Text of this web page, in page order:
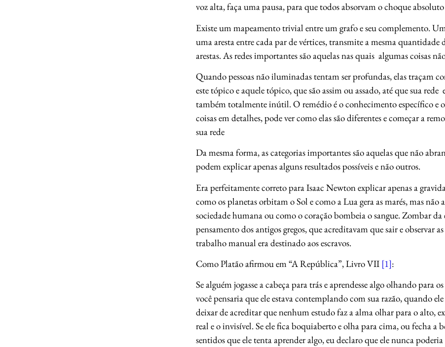
voz alta, faça uma pausa, para que todos absorvam o choque
Existe um mapeamento trivial entre um grafo e seu complemento.
uma aresta entre cada par de vértices, transmite a mesma
arestas. As redes importantes são aquelas nas quais algumas coisas
Quando pessoas não iluminadas tentam ser profundas, elas traçam
este tópico e aquele tópico, que são assim ou assado, até que sua
também totalmente inútil. O remédio é o conhecimento específico e
coisas em detalhes, pode ver como elas são diferentes e começar a
sua rede
Da mesma forma, as categorias importantes são aquelas que não
podem explicar apenas alguns resultados possíveis e não outros.
Era perfeitamente correto para Isaac Newton explicar apenas a
como os planetas orbitam o Sol e como a Lua gera as marés, mas
sociedade humana ou como o coração bombeia o sangue. Zombar da
pensamento dos antigos gregos, que acreditavam que sair e observar
trabalho manual era destinado aos escravos.
Como Platão afirmou em “A República”, Livro VII [1]:
Se alguém jogasse a cabeça para trás e aprendesse algo olhando para
você pensaria que ele estava contemplando com sua razão, quando
deixar de acreditar que nenhum estudo faz a alma olhar para o alto,
real e o invisível. Se ele fica boquiaberto e olha para cima, ou fecha a
sentidos que ele tenta aprender algo, eu declaro que ele nunca